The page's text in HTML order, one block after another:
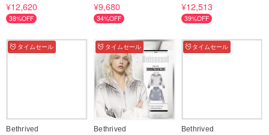
¥12,620
38%OFF
¥9,680
34%OFF
¥12,513
39%OFF
タイムセール
Bethrived
タイムセール
Bethrived
タイムセール
Bethrived